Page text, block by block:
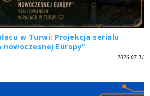
w Turwi: Projekcja serialu
nowoczesnej Europy”
2026-07-31